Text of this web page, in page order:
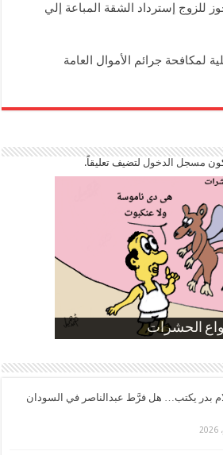
للزوج إسترداد الشقة المباعة إلي
لمكافحة جرائم الأموال العامة
مسجل الدخوللتضيف تعليقاً.
الحشرات
ارتفاع الأسعار
الطلاق في مصر
بدر يكتب… هل فرَّط عبدالناصر في السودان